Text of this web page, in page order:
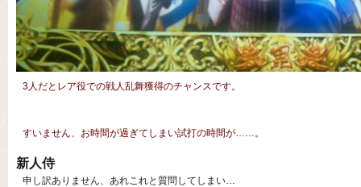
3人だとレア役での戦人乱舞獲得のチャンスです。
すいません、お時間が過ぎてしまい試打の時間が……。
新人侍
申し訳ありません、あれこれと質問してしまい…